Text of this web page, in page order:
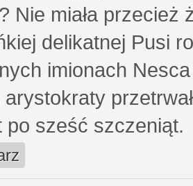
Nie miała przecież
delikatnej Pusi
imionach
po sześć szczeniąt.